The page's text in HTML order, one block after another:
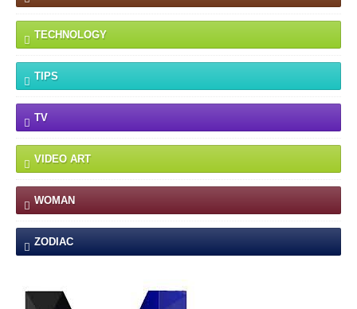
TECHNOLOGY
TIPS
TV
VIDEO ART
WOMAN
ZODIAC